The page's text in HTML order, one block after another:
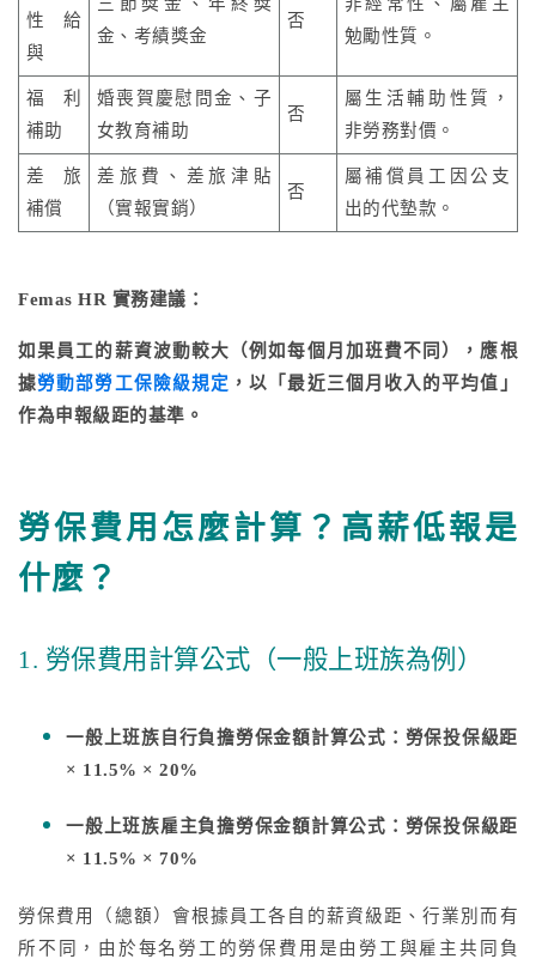
性給
與
金、考績獎金
否
勉勵性質。
福利
補助
婚喪賀慶慰問金、子
女教育補助
否
屬生活輔助性質，
非勞務對價。
差旅
補償
差旅費、差旅津貼
（實報實銷）
否
屬補償員工因公支
出的代墊款。
Femas HR 實務建議：
如果員工的薪資波動較大（例如每個月加班費不同），應根
據勞動部勞工保險級規定 ，以「最近三個月收入的平均值」
作為申報級距的基準。
勞保費用怎麼計算？高薪低報是
什麼？
1. 勞保費用計算公式（一般上班族為例）
一般上班族自行負擔勞保金額計算公式：勞保投保級距
× 11.5% × 20%
一般上班族雇主負擔勞保金額計算公式：勞保投保級距
× 11.5% × 70%
勞保費用（總額）會根據員工各自的薪資級距、行業別而有
所不同，由於每名勞工的勞保費用是由勞工與雇主共同負